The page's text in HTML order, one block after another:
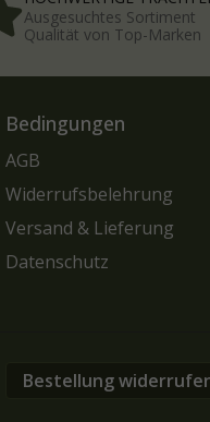
Ausgesuchtes Sortiment
Qualität von Top-Marken
Bedingungen
AGB
Widerrufsbelehrung
Versand & Lieferung
Datenschutz
Bestellung